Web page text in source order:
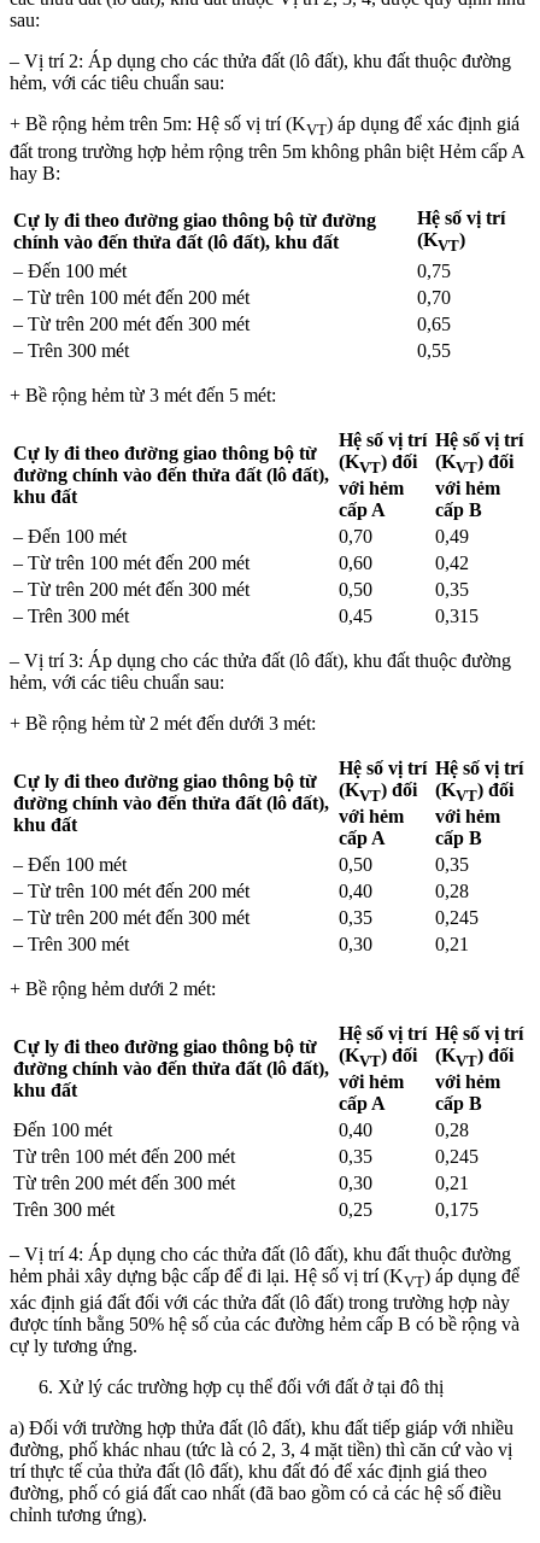
sau:
– Vị trí 2: Áp dụng cho các thửa đất (lô đất), khu đất thuộc đường
hẻm, với các tiêu chuẩn sau:
+ Bề rộng hẻm trên 5m: Hệ số vị trí (KVT) áp dụng để xác định giá
đất trong trường hợp hẻm rộng trên 5m không phân biệt Hẻm cấp A
hay B:
Cự ly đi theo đường giao thông bộ từ đường
chính vào đến thửa đất (lô đất), khu đất
Hệ số vị trí
(KVT)
– Đến 100 mét
0,75
– Từ trên 100 mét đến 200 mét
0,70
– Từ trên 200 mét đến 300 mét
0,65
– Trên 300 mét
0,55
+ Bề rộng hẻm từ 3 mét đến 5 mét:
Cự ly đi theo đường giao thông bộ từ
đường chính vào đến thửa đất (lô đất),
khu đất
Hệ số vị trí
(KVT) đối
với hẻm
cấp A
Hệ số vị trí
(KVT) đối
với hẻm
cấp B
– Đến 100 mét
0,70
0,49
– Từ trên 100 mét đến 200 mét
0,60
0,42
– Từ trên 200 mét đến 300 mét
0,50
0,35
– Trên 300 mét
0,45 0,315
– Vị trí 3: Áp dụng cho các thửa đất (lô đất), khu đất thuộc đường
hẻm, với các tiêu chuẩn sau:
+ Bề rộng hẻm từ 2 mét đến dưới 3 mét:
Cự ly đi theo đường giao thông bộ từ
đường chính vào đến thửa đất (lô đất),
khu đất
Hệ số vị trí
(KVT) đối
với hẻm
cấp A
Hệ số vị trí
(KVT) đối
với hẻm
cấp B
– Đến 100 mét
0,50
0,35
– Từ trên 100 mét đến 200 mét
0,40
0,28
– Từ trên 200 mét đến 300 mét
0,35
0,245
– Trên 300 mét
0,30 0,21
+ Bề rộng hẻm dưới 2 mét:
Cự ly đi theo đường giao thông bộ từ
đường chính vào đến thửa đất (lô đất),
khu đất
Hệ số vị trí
(KVT) đối
với hẻm
cấp A
Hệ số vị trí
(KVT) đối
với hẻm
cấp B
Đến 100 mét
0,40
0,28
Từ trên 100 mét đến 200 mét
0,35
0,245
Từ trên 200 mét đến 300 mét
0,30
0,21
Trên 300 mét
0,25 0,175
– Vị trí 4: Áp dụng cho các thửa đất (lô đất), khu đất thuộc đường
hẻm phải xây dựng bậc cấp để đi lại. Hệ số vị trí (KVT) áp dụng để
xác định giá đất đối với các thửa đất (lô đất) trong trường hợp này
được tính bằng 50% hệ số của các đường hẻm cấp B có bề rộng và
cự ly tương ứng.
Xử lý các trường hợp cụ thể đối với đất ở tại đô thị
a) Đối với trường hợp thửa đất (lô đất), khu đất tiếp giáp với nhiều
đường, phố khác nhau (tức là có 2, 3, 4 mặt tiền) thì căn cứ vào vị
trí thực tế của thửa đất (lô đất), khu đất đó để xác định giá theo
đường, phố có giá đất cao nhất (đã bao gồm có cả các hệ số điều
chỉnh tương ứng).